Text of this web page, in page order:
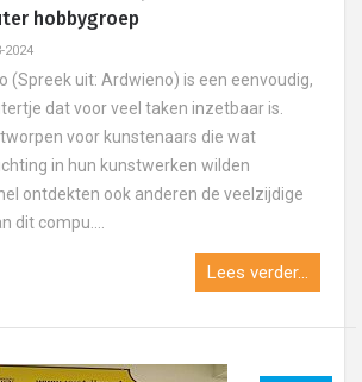
hobbygroep
2024
(Spreek uit: Ardwieno) is een eenvoudig,
dat voor veel taken inzetbaar is.
voor kunstenaars die wat
in hun kunstwerken wilden
ontdekten ook anderen de veelzijdige
dit compu....
Lees verder...